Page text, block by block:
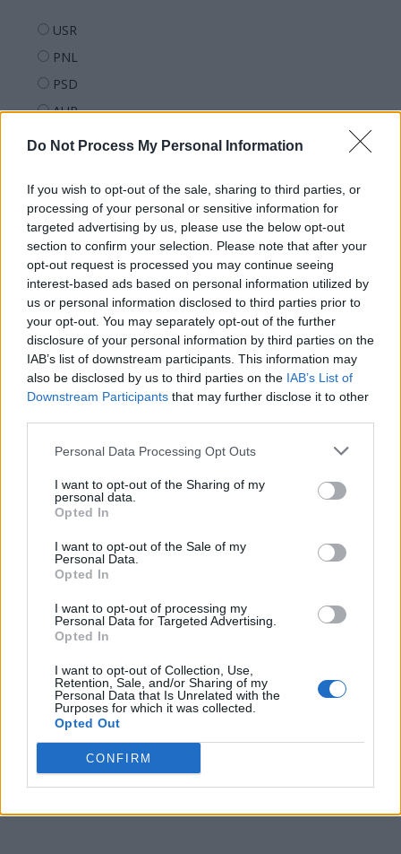
Do Not Process My Personal Information
If you wish to opt-out of the sale, sharing to third parties, or
processing of your personal or sensitive information for
targeted advertising by us, please use the below opt-out
section to confirm your selection. Please note that after your
opt-out request is processed you may continue seeing
interest-based ads based on personal information utilized by
us or personal information disclosed to third parties prior to
your opt-out. You may separately opt-out of the further
disclosure of your personal information by third parties on the
IAB’s list of downstream participants. This information may
also be disclosed by us to third parties on the IAB’s List of
Downstream Participants that may further disclose it to other
Personal Data Processing Opt Outs
I want to opt-out of the Sharing of my
personal data.
Opted In
I want to opt-out of the Sale of my
Personal Data.
Opted In
I want to opt-out of processing my
Personal Data for Targeted Advertising.
Opted In
I want to opt-out of Collection, Use,
Retention, Sale, and/or Sharing of my
Personal Data that Is Unrelated with the
Purposes for which it was collected.
Opted Out
CONFIRM
USR
PNL
PSD
AUR
UDMR
Forța Dreptei (L. Orban)
PNȚMM
REPER
SENS
SOS (Șoșoacă)
POT (Gavrilă)
PACE (Peia)
Acțiunea Conservatoare (Târziu)
PNȚCD (Pavelescu)
PNCR (Terheș)
Partidul Patrioților (Surugiu)
FAR (Coarnă)
România pe Primul Loc (Ponta)
Arată rezultatele
Arhiva sondajelor